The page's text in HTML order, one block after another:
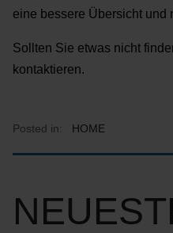
eine bessere Übersicht und
Sollten Sie etwas nicht
kontaktieren.
Posted in: HOME